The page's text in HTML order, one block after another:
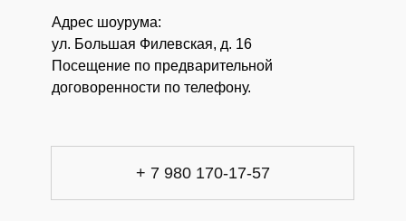
Адрес шоурума:
ул. Большая Филевская, д. 16
Посещение по предварительной
договоренности по телефону.
+ 7 980 170-17-57